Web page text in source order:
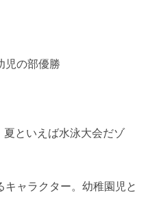
の部優勝
といえば水泳大会だゾ
ャラクター。幼稚園児と